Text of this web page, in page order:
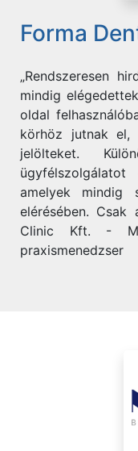
Forma
„Rendszeresen
mindig
oldal
körhöz jutnak el,
jelölteket.
amelyek mindig
elérésében. Csak
Clinic Kft. -
praxismenedzser